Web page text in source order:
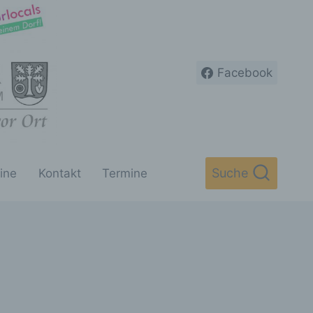
Facebook
Kontakt Termine Suche